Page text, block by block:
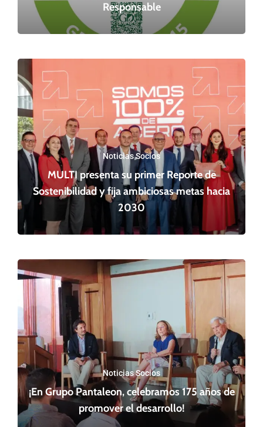
Responsable
Noticias Socios
MULTI presenta su primer Reporte de
Sostenibilidad y fija ambiciosas metas hacia
2030
Noticias Socios
¡En Grupo Pantaleon, celebramos 175 años de
promover el desarrollo!